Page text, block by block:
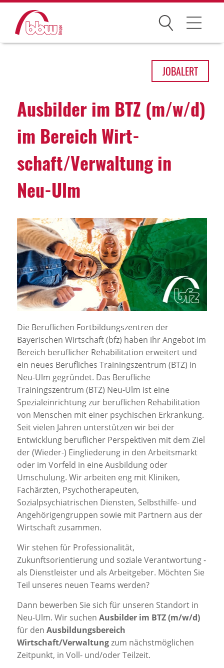
Suchen
Über uns
Leitbild
Gesellschaften
Historie
Organisation
Jobportal
Presse und Medien
bbw e. V.
Karriere
Presse
News Archiv
JOBALERT
Ausbilder im BTZ (m/w/d)
im Bereich Wirt­
schaft/Verwal­tung in
Neu-Ulm
Die Beruflichen Fortbildungszentren der
Bayerischen Wirtschaft (bfz) haben ihr Angebot im
Bereich beruflicher Rehabilitation erweitert und
ein neues Berufliches Trainingszentrum (BTZ) in
Neu-Ulm gegründet. Das Berufliche
Trainingszentrum (BTZ) Neu-Ulm ist eine
Spezialeinrichtung zur beruflichen Rehabilitation
von Menschen mit einer psychischen Erkrankung.
Seit vielen Jahren unterstützen wir bei der
Entwicklung beruflicher Perspektiven mit dem Ziel
der (Wieder-) Eingliederung in den Arbeitsmarkt
oder im Vorfeld in eine Ausbildung oder
Umschulung. Wir arbeiten eng mit Kliniken,
Fachärzten, Psychotherapeuten,
Sozialpsychiatrischen Diensten, Selbsthilfe- und
Angehörigengruppen sowie mit Partnern aus der
Wirtschaft zusammen.
Wir stehen für Professionalität,
Zukunftsorientierung und soziale Verantwortung -
als Dienstleister und als Arbeitgeber. Möchten Sie
Teil unseres neuen Teams werden?
Dann bewerben Sie sich für unseren Standort in
Neu-Ulm. Wir suchen Ausbilder im BTZ (m/w/d)
für den Ausbildungsbereich
Wirtschaft/Verwaltungzum nächstmöglichen
Zeitpunkt, in Voll- und/oder Teilzeit.